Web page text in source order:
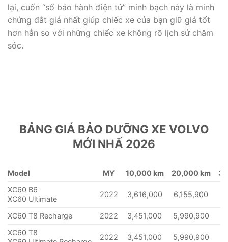
lại, cuốn “sổ bảo hành điện tử” minh bạch này là minh
chứng đắt giá nhất giúp chiếc xe của bạn giữ giá tốt
hơn hẳn so với những chiếc xe không rõ lịch sử chăm
sóc.
BẢNG GIÁ BẢO DƯỠNG XE VOLVO
MỚI NHẤ 2026
Model MY 10,000 km 20,000 km
XC60 B6
XC60 Ultimate
2022 3,616,000 6,155,900
XC60 T8 Recharge 2022 3,451,000 5,990,900
XC60 T8
2022 3,451,000 5,990,900